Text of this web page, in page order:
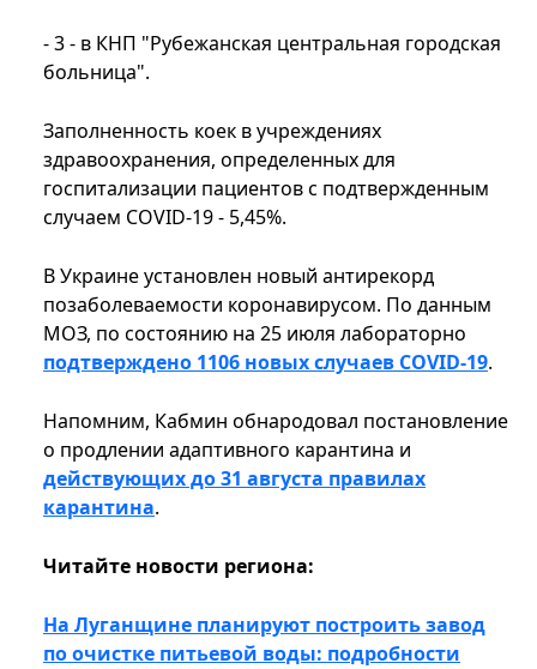
- 3 - в КНП "Рубежанская центральная городская
больница".
Заполненность коек в учреждениях
здравоохранения, определенных для
госпитализации пациентов с подтвержденным
случаем COVID-19 - 5,45%.
В Украине установлен новый антирекорд
позаболеваемости коронавирусом. По данным
МОЗ, по состоянию на 25 июля лабораторно
подтверждено 1106 новых случаев COVID-19.
Напомним, Кабмин обнародовал постановление
о продлении адаптивного карантина и
действующих до 31 августа правилах
карантина.
Читайте новости региона:
На Луганщине планируют построить завод
по очистке питьевой воды: подробности